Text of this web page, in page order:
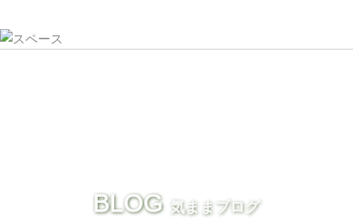
BLOG 気ままブログ